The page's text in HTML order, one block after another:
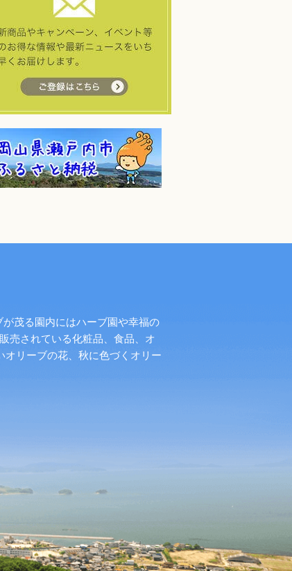
茂る園内にはハーブ園や幸福の
売されている化粧品、食品、オ
オリーブの花、秋に色づくオリー